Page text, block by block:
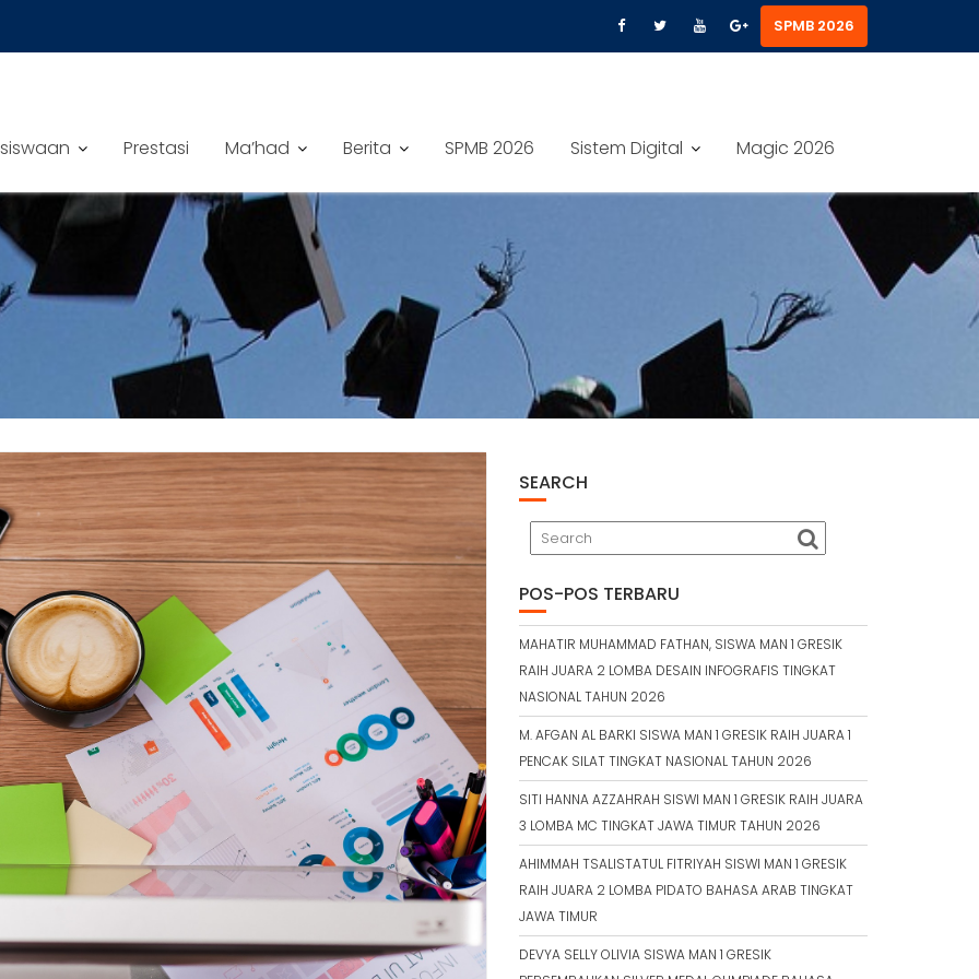
SPMB 2026
Prestasi Ma’had Berita SPMB 2026 Sistem Digital Magic 2026
SEARCH
POS-POS TERBARU
MAHATIR MUHAMMAD FATHAN, SISWA MAN 1 GRESIK
RAIH JUARA 2 LOMBA DESAIN INFOGRAFIS TINGKAT
NASIONAL TAHUN 2026
M. AFGAN AL BARKI SISWA MAN 1 GRESIK RAIH JUARA 1
PENCAK SILAT TINGKAT NASIONAL TAHUN 2026
SITI HANNA AZZAHRAH SISWI MAN 1 GRESIK RAIH JUARA
3 LOMBA MC TINGKAT JAWA TIMUR TAHUN 2026
AHIMMAH TSALISTATUL FITRIYAH SISWI MAN 1 GRESIK
RAIH JUARA 2 LOMBA PIDATO BAHASA ARAB TINGKAT
JAWA TIMUR
DEVYA SELLY OLIVIA SISWA MAN 1 GRESIK